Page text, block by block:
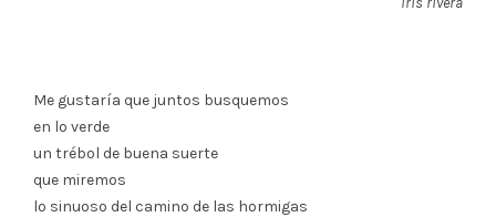
Me gustaría que juntos busquemos
en lo verde
un trébol de buena suerte
que miremos
lo sinuoso del camino de las hormigas